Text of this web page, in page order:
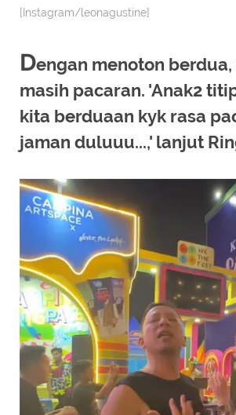
[Instagram/leonagustine]
Dengan menoton berdua,
masih pacaran. 'Anak2
kita berduaan kyk rasa
jaman duluuu...,' lanjut